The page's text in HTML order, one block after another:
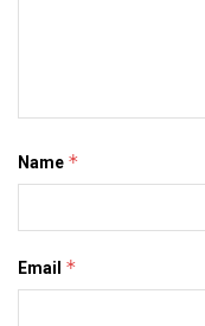
Name *
Email *